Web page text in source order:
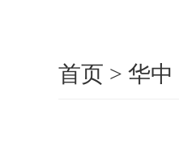
首页 > 华中